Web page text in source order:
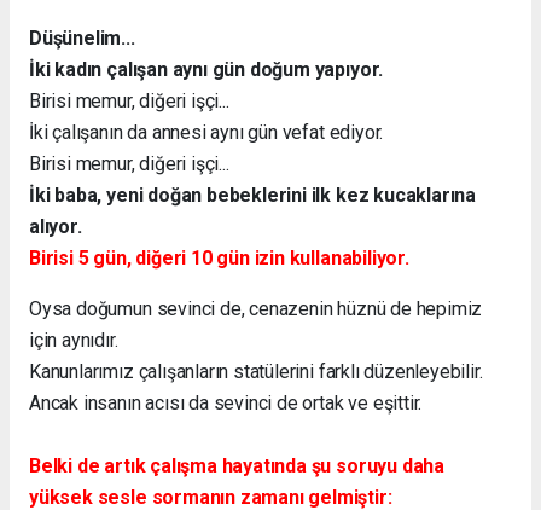
Düşünelim...
İki kadın çalışan aynı gün doğum yapıyor.
Birisi memur, diğeri işçi...
İki çalışanın da annesi aynı gün vefat ediyor.
Birisi memur, diğeri işçi...
İki baba, yeni doğan bebeklerini ilk kez kucaklarına
alıyor.
Birisi 5 gün, diğeri 10 gün izin kullanabiliyor.
Oysa doğumun sevinci de, cenazenin hüznü de hepimiz
için aynıdır.
Kanunlarımız çalışanların statülerini farklı düzenleyebilir.
Ancak insanın acısı da sevinci de ortak ve eşittir.
Belki de artık çalışma hayatında şu soruyu daha
yüksek sesle sormanın zamanı gelmiştir: